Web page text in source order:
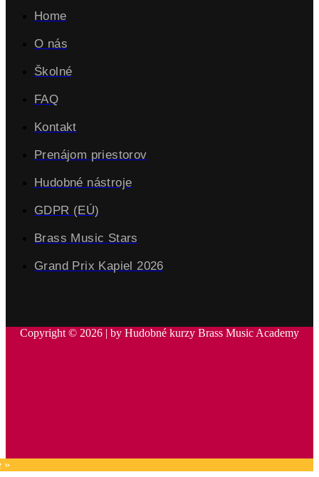
Home
O nás
Školné
FAQ
Kontakt
Prenájom priestorov
Hudobné nástroje
GDPR (EÚ)
Brass Music Stars
Grand Prix Kapiel 2026
Copyright © 2026 | by Hudobné kurzy Brass Music Academy
»